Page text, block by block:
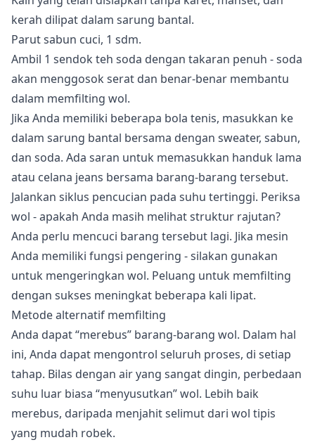
kerah dilipat dalam sarung bantal.
Parut sabun cuci, 1 sdm.
Ambil 1 sendok teh soda dengan takaran penuh - soda
akan menggosok serat dan benar-benar membantu
dalam memfilting wol.
Jika Anda memiliki beberapa bola tenis, masukkan ke
dalam sarung bantal bersama dengan sweater, sabun,
dan soda. Ada saran untuk memasukkan handuk lama
atau celana jeans bersama barang-barang tersebut.
Jalankan siklus pencucian pada suhu tertinggi. Periksa
wol - apakah Anda masih melihat struktur rajutan?
Anda perlu mencuci barang tersebut lagi. Jika mesin
Anda memiliki fungsi pengering - silakan gunakan
untuk mengeringkan wol. Peluang untuk memfilting
dengan sukses meningkat beberapa kali lipat.
Metode alternatif memfilting
Anda dapat “merebus” barang-barang wol. Dalam hal
ini, Anda dapat mengontrol seluruh proses, di setiap
tahap. Bilas dengan air yang sangat dingin, perbedaan
suhu luar biasa “menyusutkan” wol. Lebih baik
merebus, daripada menjahit selimut dari wol tipis
yang mudah robek.